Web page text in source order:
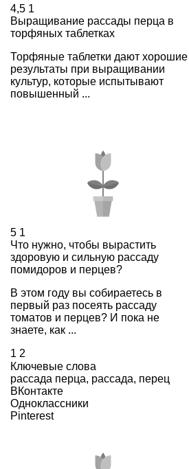
4,5 1
Выращивание рассады перца в
торфяных таблетках
Торфяные таблетки дают хорошие
результаты при выращивании
культур, которые испытывают
повышенный ...
5 1
Что нужно, чтобы вырастить
здоровую и сильную рассаду
помидоров и перцев?
В этом году вы собираетесь в
первый раз посеять рассаду
томатов и перцев? И пока не
знаете, как ...
1 2
Ключевые слова
рассада перца, рассада, перец
ВКонтакте
Одноклассники
Pinterest